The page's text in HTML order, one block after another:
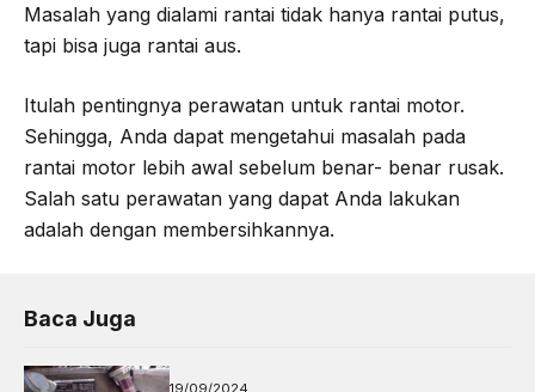
Masalah yang dialami rantai tidak hanya rantai putus,
tapi bisa juga rantai aus.
Itulah pentingnya perawatan untuk rantai motor.
Sehingga, Anda dapat mengetahui masalah pada
rantai motor lebih awal sebelum benar- benar rusak.
Salah satu perawatan yang dapat Anda lakukan
adalah dengan membersihkannya.
Baca Juga
19/09/2024